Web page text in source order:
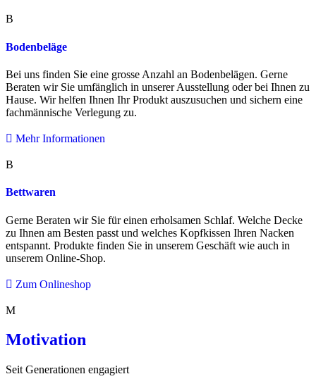
B
Bodenbeläge
Bei uns finden Sie eine grosse Anzahl an Bodenbelägen. Gerne
Beraten wir Sie umfänglich in unserer Ausstellung oder bei Ihnen zu
Hause. Wir helfen Ihnen Ihr Produkt auszusuchen und sichern eine
fachmännische Verlegung zu.
Mehr Informationen
B
Bettwaren
Gerne Beraten wir Sie für einen erholsamen Schlaf. Welche Decke
zu Ihnen am Besten passt und welches Kopfkissen Ihren Nacken
entspannt. Produkte finden Sie in unserem Geschäft wie auch in
unserem Online-Shop.
Zum Onlineshop
M
Motivation
Seit Generationen engagiert